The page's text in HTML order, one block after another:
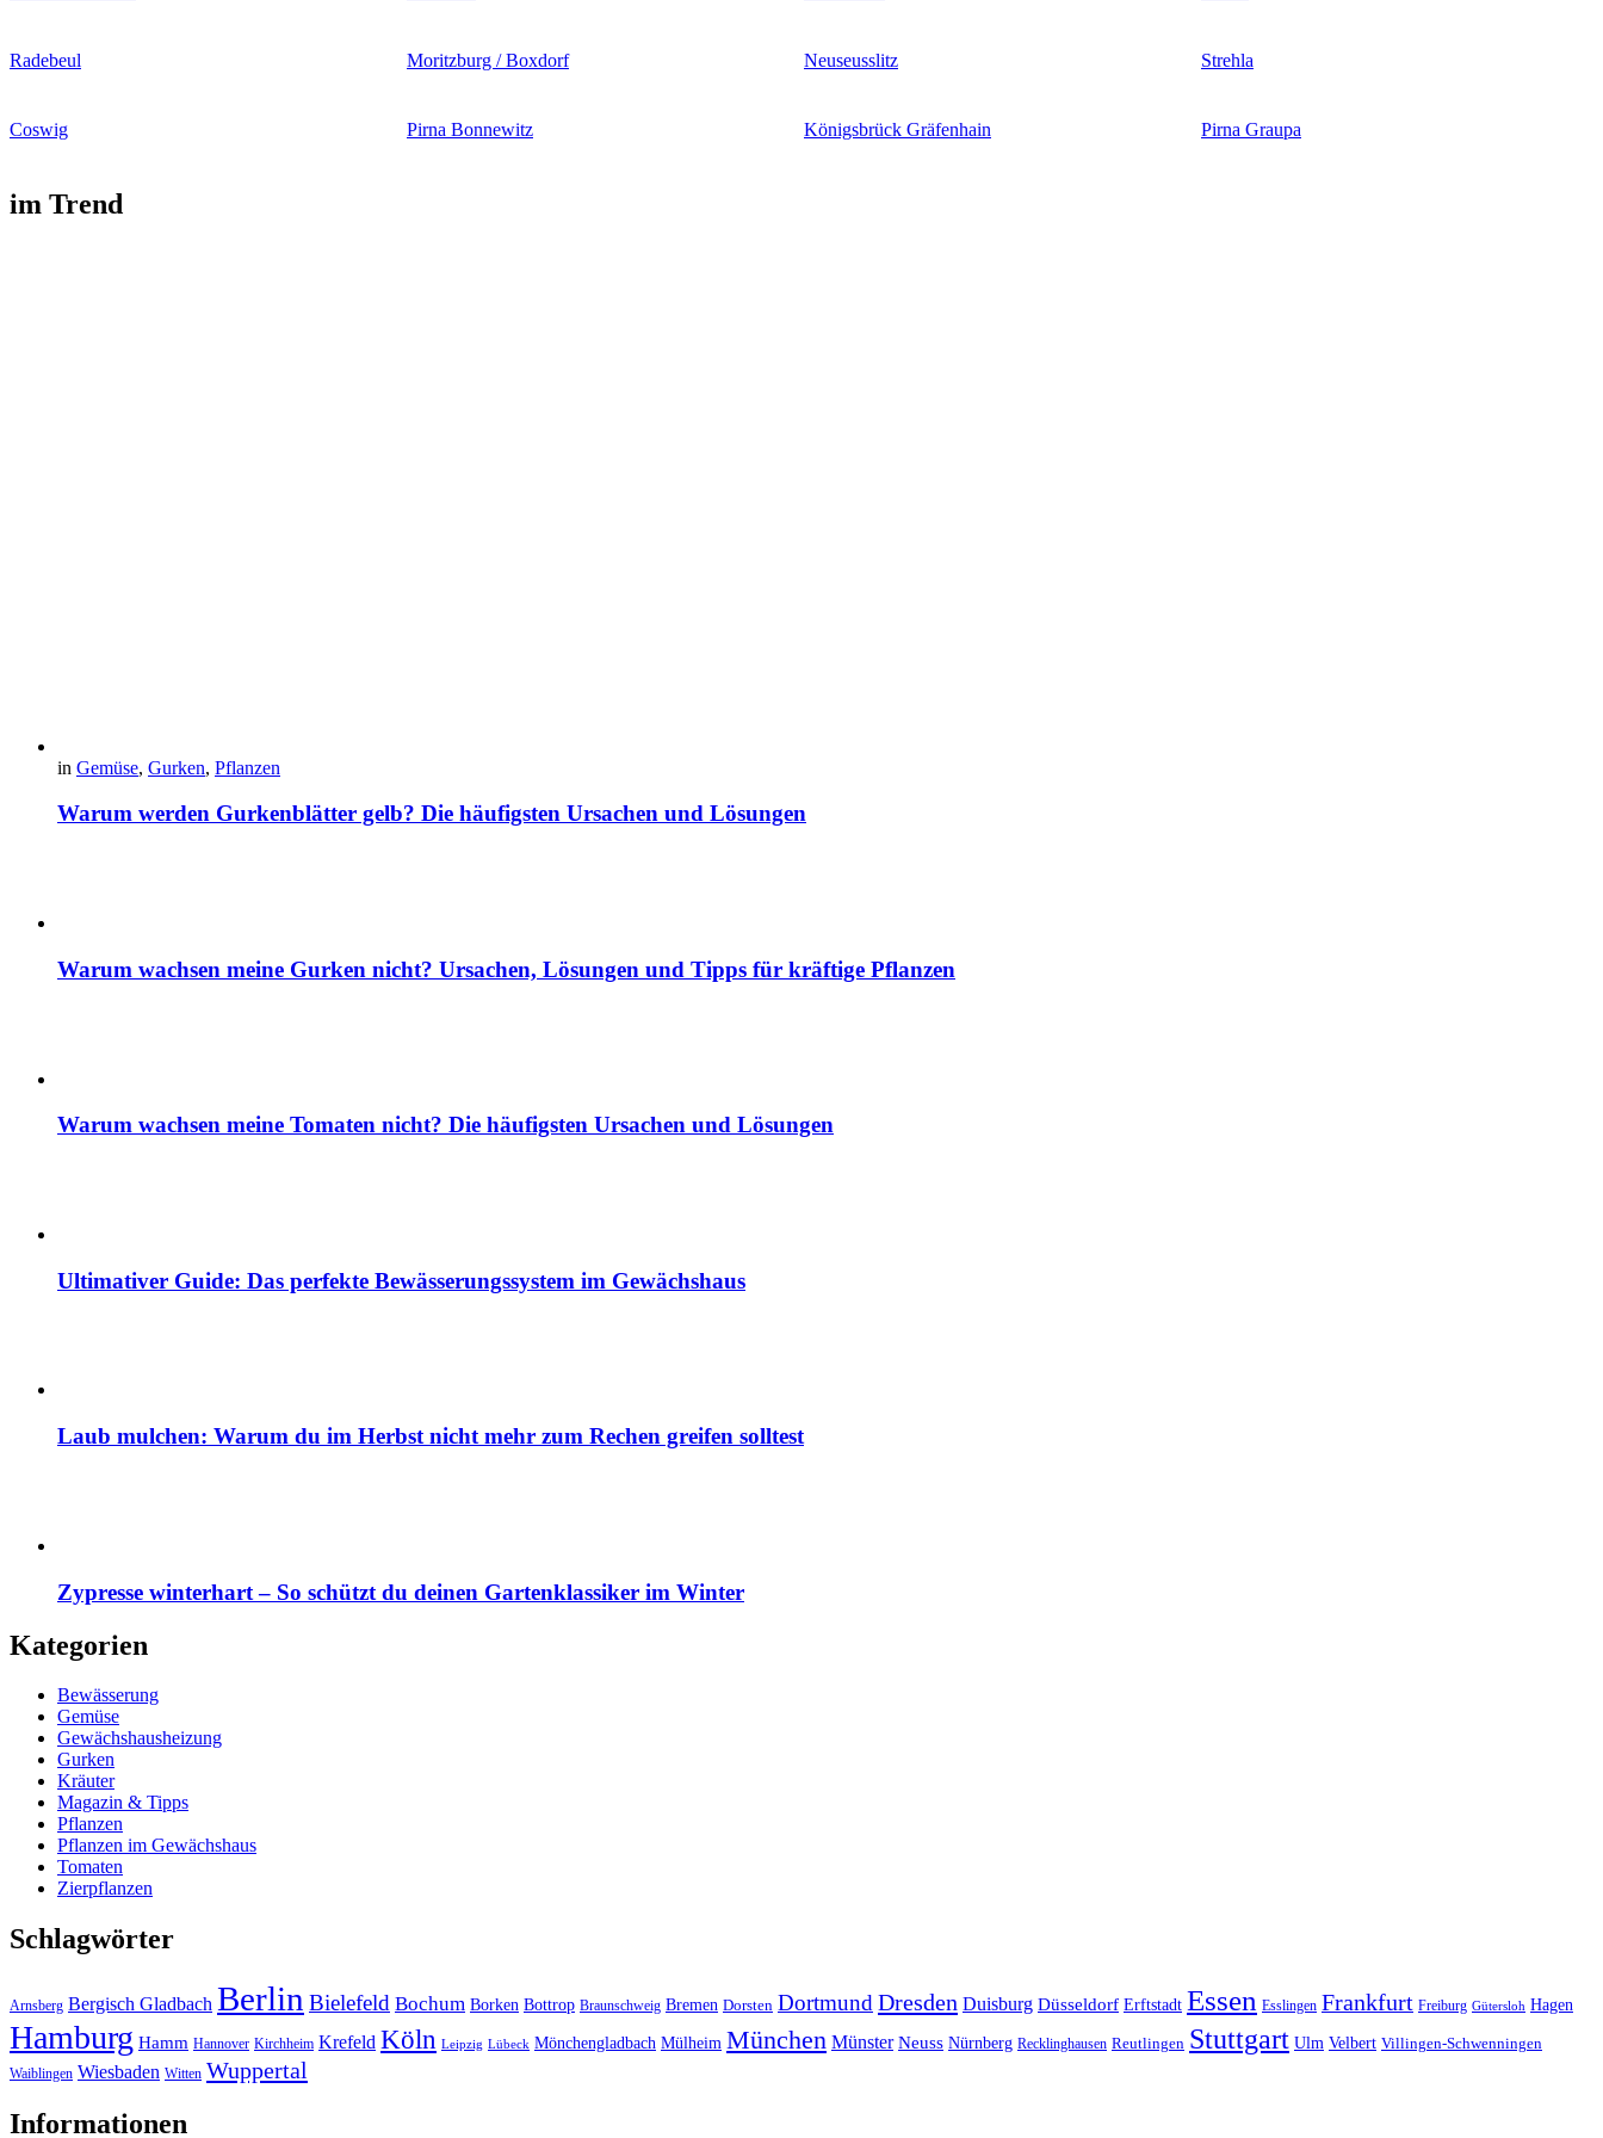
Radebeul Moritzburg / Boxdorf Neuseusslitz Strehla
Coswig Pirna Bonnewitz Königsbrück Gräfenhain Pirna Graupa
im Trend
in Gemüse, Gurken, Pflanzen
Warum werden Gurkenblätter gelb? Die häufigsten Ursachen und Lösungen
Warum wachsen meine Gurken nicht? Ursachen, Lösungen und Tipps für kräftige Pflanzen
Warum wachsen meine Tomaten nicht? Die häufigsten Ursachen und Lösungen
Ultimativer Guide: Das perfekte Bewässerungssystem im Gewächshaus
Laub mulchen: Warum du im Herbst nicht mehr zum Rechen greifen solltest
Zypresse winterhart – So schützt du deinen Gartenklassiker im Winter
Kategorien
Bewässerung
Gemüse
Gewächshausheizung
Gurken
Kräuter
Magazin & Tipps
Pflanzen
Pflanzen im Gewächshaus
Tomaten
Zierpflanzen
Schlagwörter
Arnsberg Bergisch Gladbach Berlin Bielefeld Bochum Borken Bottrop Braunschweig Bremen Dorsten DortmundDresden Duisburg Düsseldorf Erftstadt Essen Esslingen Frankfurt Freiburg Gütersloh Hagen
Hamburg Hamm Hannover Kirchheim Krefeld Köln Leipzig Lübeck Mönchengladbach Mülheim München Münster Neuss Nürnberg Recklinghausen Reutlingen Stuttgart Ulm Velbert Villingen-Schwenningen
Waiblingen Wiesbaden Witten Wuppertal
Informationen